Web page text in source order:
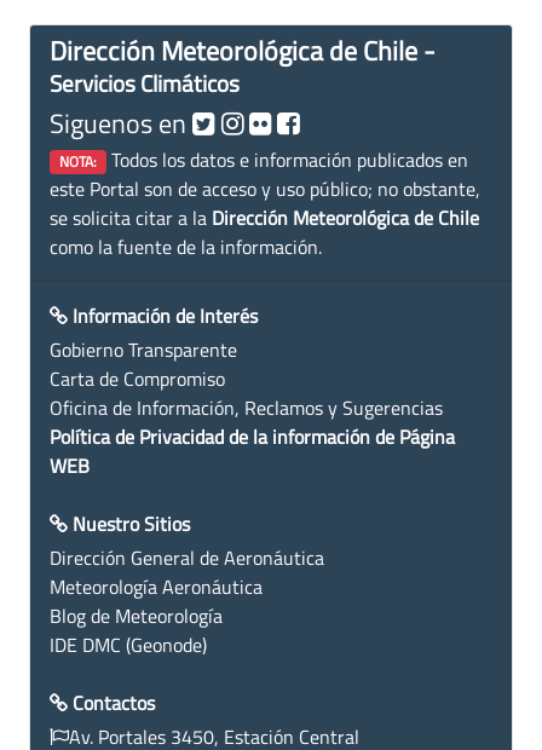
Dirección Meteorológica de Chile -
Servicios Climáticos
Siguenos en
NOTA: Todos los datos e información publicados en
este Portal son de acceso y uso público; no obstante,
se solicita citar a la Dirección Meteorológica de Chile
como la fuente de la información.
Información de Interés
Gobierno Transparente
Carta de Compromiso
Oficina de Información, Reclamos y Sugerencias
Política de Privacidad de la información de Página
WEB
Nuestro Sitios
Dirección General de Aeronáutica
Meteorología Aeronáutica
Blog de Meteorología
IDE DMC (Geonode)
Contactos
Av. Portales 3450, Estación Central